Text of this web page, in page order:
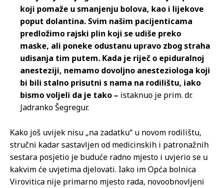
koji pomaže u smanjenju bolova, kao i lijekove
poput dolantina. Svim našim pacijenticama
predložimo rajski plin koji se udiše preko
maske, ali poneke odustanu upravo zbog straha
udisanja tim putem. Kada je riječ o epiduralnoj
anesteziji, nemamo dovoljno anesteziologa koji
bi bili stalno prisutni s nama na rodilištu, iako
bismo voljeli da je tako – istaknuo je prim. dr.
Jadranko Šegregur.
Kako još uvijek nisu „na zadatku“ u novom rodilištu,
stručni kadar sastavljen od medicinskih i patronažnih
sestara posjetio je buduće radno mjesto i uvjerio se u
kakvim će uvjetima djelovati. Iako im Opća bolnica
Virovitica nije primarno mjesto rada, novoobnovljeni